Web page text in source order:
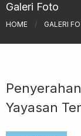
Galeri Foto
HOME / GALERI
Yayasan